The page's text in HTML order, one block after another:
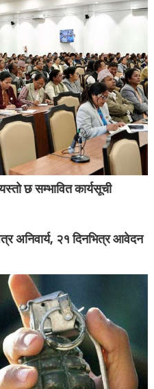
छ सम्भावित कार्यसूची
अनिवार्य, २१ दिनभित्र आवेदन